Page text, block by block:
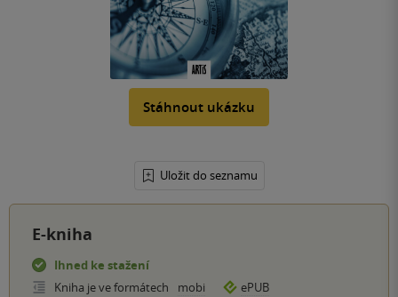
Stáhnout ukázku
Uložit do seznamu
E-kniha
Ihned ke stažení
Kniha je ve formátech
mobi ePUB